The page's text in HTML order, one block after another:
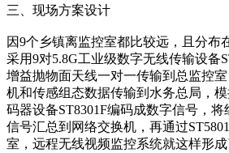
三、现场方案设计
因9个乡镇离监控室都比较远，且分布
采用9对5.8G工业级数字无线传输设备
增益抛物面天线一对一传输到总监控
机和传感组态数据传输到水务总局，
码器设备ST8301F编码成数字信号，
信号汇总到网络交换机，再通过
室，远程无线视频监控系统就这样形